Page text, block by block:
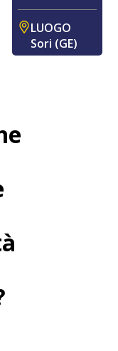
LUOGO
Sori (GE)